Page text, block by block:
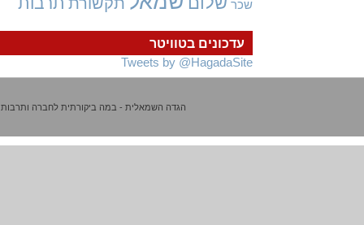
עדכונים בטוויטר
Tweets by @HagadaSite
שכר
הגדה השמאלית - במה ביקורתית לחברה ותרבות